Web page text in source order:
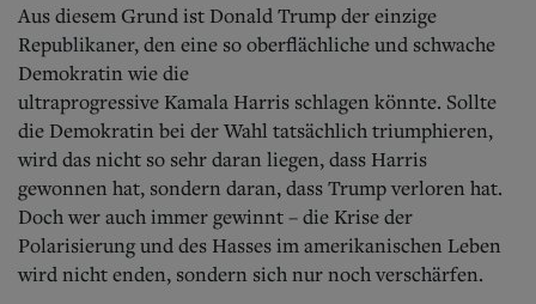
Aus diesem Grund ist Donald Trump der einzige
Republikaner, den eine so oberflächliche und schwache
Demokratin wie die
ultraprogressive Kamala Harris schlagen könnte. Sollte
die Demokratin bei der Wahl tatsächlich triumphieren,
wird das nicht so sehr daran liegen, dass Harris
gewonnen hat, sondern daran, dass Trump verloren hat.
Doch wer auch immer gewinnt – die Krise der
Polarisierung und des Hasses im amerikanischen Leben
wird nicht enden, sondern sich nur noch verschärfen.